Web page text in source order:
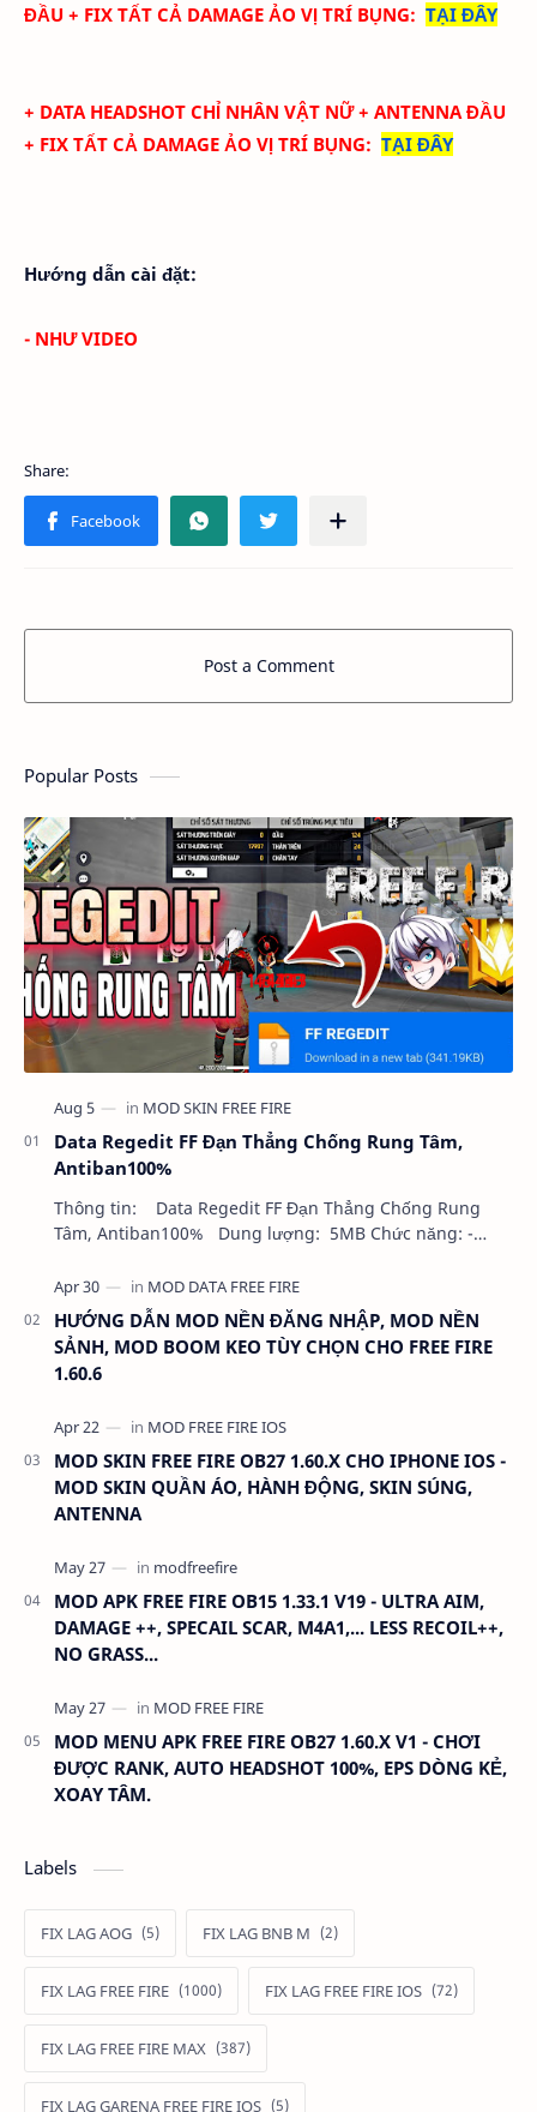
ĐẦU + FIX TẤT CẢ DAMAGE ẢO VỊ TRÍ BỤNG: TẠI ĐÂY
+ DATA HEADSHOT CHỈ NHÂN VẬT NỮ + ANTENNA ĐẦU
+ FIX TẤT CẢ DAMAGE ẢO VỊ TRÍ BỤNG: TẠI ĐÂY
Hướng dẫn cài đặt:
- NHƯ VIDEO
Post a Comment
Popular Posts
Data Regedit FF Đạn Thẳng Chống Rung Tâm,
Antiban100%
Thông tin: Data Regedit FF Đạn Thẳng Chống Rung
Tâm, Antiban100% Dung lượng: 5MB Chức năng: -
HƯỚNG DẪN MOD NỀN ĐĂNG NHẬP, MOD NỀN
SẢNH, MOD BOOM KEO TÙY CHỌN CHO FREE FIRE
1.60.6
MOD SKIN FREE FIRE OB27 1.60.X CHO IPHONE IOS -
MOD SKIN QUẦN ÁO, HÀNH ĐỘNG, SKIN SÚNG,
ANTENNA
MOD APK FREE FIRE OB15 1.33.1 V19 - ULTRA AIM,
DAMAGE ++, SPECAIL SCAR, M4A1,... LESS RECOIL++,
NO GRASS...
MOD MENU APK FREE FIRE OB27 1.60.X V1 - CHƠI
ĐƯỢC RANK, AUTO HEADSHOT 100%, EPS DÒNG KẺ,
XOAY TÂM.
Labels
FIX LAG AOG FIX LAG BNB M
FIX LAG FREE FIRE FIX LAG FREE FIRE IOS
FIX LAG FREE FIRE MAX
FIX LAG GARENA FREE FIRE IOS